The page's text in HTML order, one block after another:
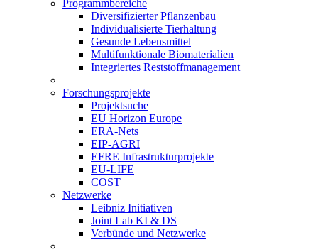
Programmbereiche
Diversifizierter Pflanzenbau
Individualisierte Tierhaltung
Gesunde Lebensmittel
Multifunktionale Biomaterialien
Integriertes Reststoffmanagement
Forschungsprojekte
Projektsuche
EU Horizon Europe
ERA-Nets
EIP-AGRI
EFRE Infrastrukturprojekte
EU-LIFE
COST
Netzwerke
Leibniz Initiativen
Joint Lab KI & DS
Verbünde und Netzwerke